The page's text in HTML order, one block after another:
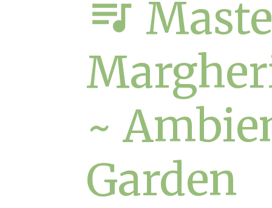
queue_music
~
Garden